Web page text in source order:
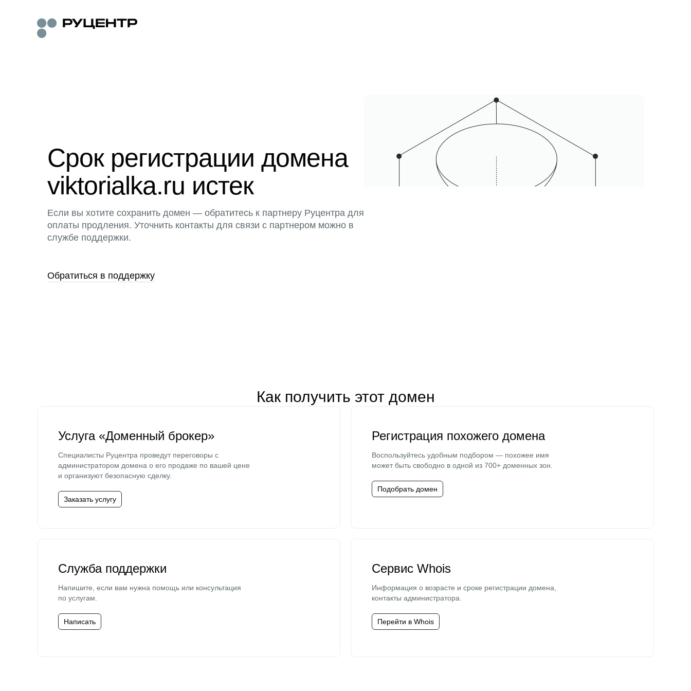
Срок регистрации домена
viktorialka.ru истек
Если вы хотите сохранить домен — обратитесь к партнеру Руцентра для
оплаты продления. Уточнить контакты для связи с партнером можно в
службе поддержки.
Обратиться в поддержку
Как получить этот домен
Услуга «Доменный брокер»
Специалисты Руцентра проведут переговоры с
администратором домена о его продаже по вашей цене
и организуют безопасную сделку.
Заказать услугу
Регистрация похожего домена
Воспользуйтесь удобным подбором — похожее имя
может быть свободно в одной из 700+ доменных зон.
Подобрать домен
Служба поддержки
Напишите, если вам нужна помощь или консультация
по услугам.
Написать
Сервис Whois
Информация о возрасте и сроке регистрации домена,
контакты администратора.
Перейти в Whois